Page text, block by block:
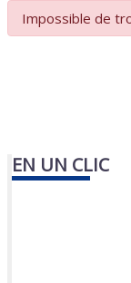
Impossible de
EN UN CLIC